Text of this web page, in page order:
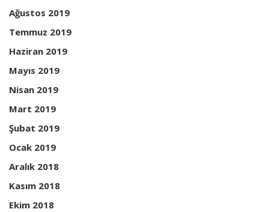
Ağustos 2019
Temmuz 2019
Haziran 2019
Mayıs 2019
Nisan 2019
Mart 2019
Şubat 2019
Ocak 2019
Aralık 2018
Kasım 2018
Ekim 2018